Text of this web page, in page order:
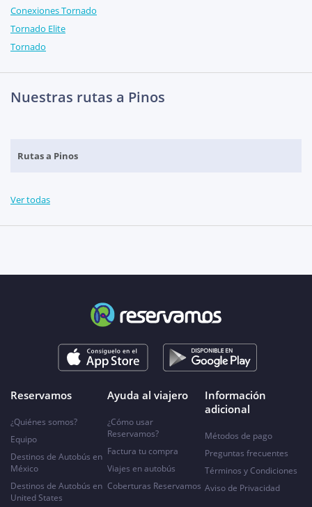
Conexiones Tornado
Tornado Elite
Tornado
Nuestras rutas a Pinos
Rutas a Pinos
Ver todas
Reservamos
¿Quiénes somos?
Equipo
Destinos de Autobús en
México
Destinos de Autobús en
United States
Ayuda al viajero
¿Cómo usar
Reservamos?
Factura tu compra
Viajes en autobús
Coberturas Reservamos
Información
adicional
Métodos de pago
Preguntas frecuentes
Términos y Condiciones
Aviso de Privacidad